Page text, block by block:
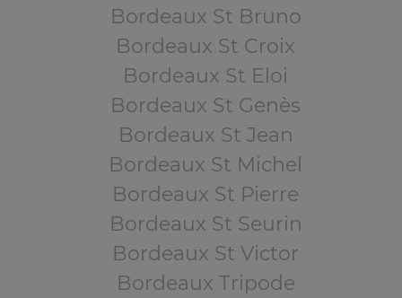
Bordeaux St Bruno
Bordeaux St Croix
Bordeaux St Eloi
Bordeaux St Genès
Bordeaux St Jean
Bordeaux St Michel
Bordeaux St Pierre
Bordeaux St Seurin
Bordeaux St Victor
Bordeaux Tripode